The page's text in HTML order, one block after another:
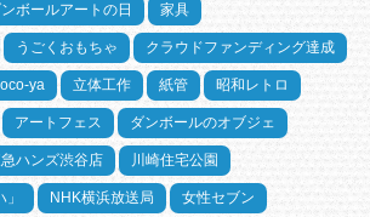
ボールアートの日 家具
うごくおもちゃ クラウドファンディング達成
ya 立体工作 紙管 昭和レトロ
アートフェス ダンボールのオブジェ
ハンズ渋谷店 川崎住宅公園
NHK横浜放送局 女性セブン